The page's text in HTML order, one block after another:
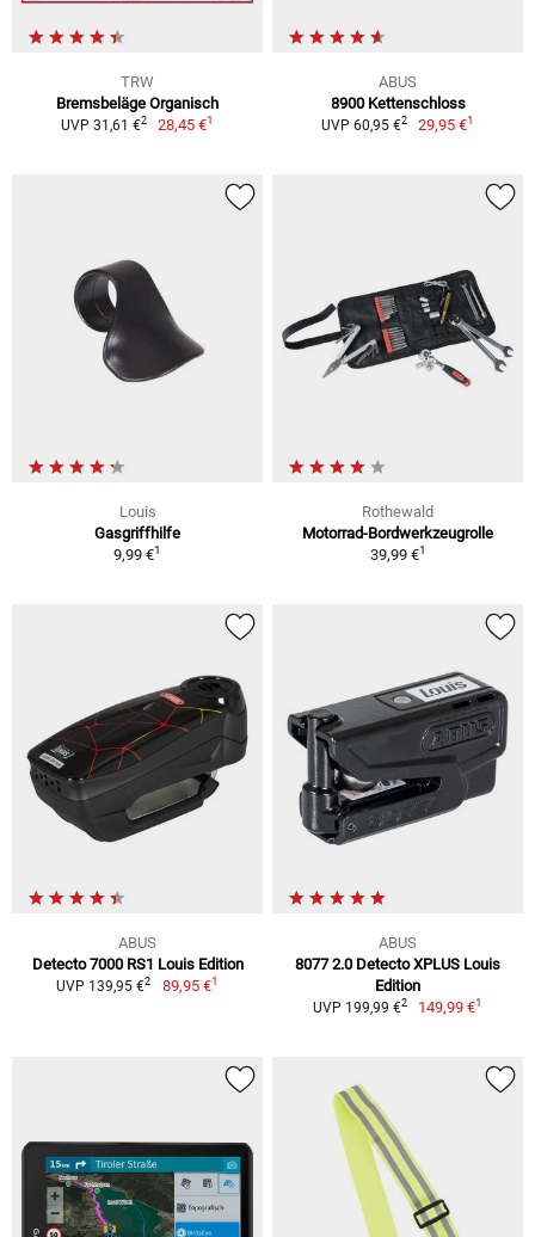
TRW
Bremsbeläge Organisch
UVP 31,61 €2 28,45 €1
ABUS
8900 Kettenschloss
UVP 60,95 €2 29,95 €1
Louis
Gasgriffhilfe
9,99 €1
Rothewald
Motorrad-Bordwerkzeugrolle
39,99 €1
ABUS
Detecto 7000 RS1 Louis Edition
UVP 139,95 €2 89,95 €1
ABUS
8077 2.0 Detecto XPLUS Louis
Edition
UVP 199,99 €2 149,99 €1